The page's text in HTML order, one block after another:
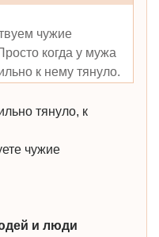
чужие
когда у мужа
к нему тянуло.
тянуло, к
чужие
и люди